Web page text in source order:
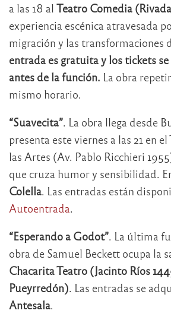
a las 18 al Teatro Comedia
experiencia escénica atravesada
migración y las transformaciones
entrada es gratuita y los tickets
antes de la función. La obra
mismo horario.
“Suavecita”. La obra llega desde
presenta este viernes a las 21 en
las Artes (Av. Pablo Ricchieri
que cruza humor y sensibilidad.
Colella. Las entradas están
Autoentrada.
“Esperando a Godot”. La última
obra de Samuel Beckett ocupa la
Chacarita Teatro (Jacinto Ríos
Pueyrredón). Las entradas se
Antesala.